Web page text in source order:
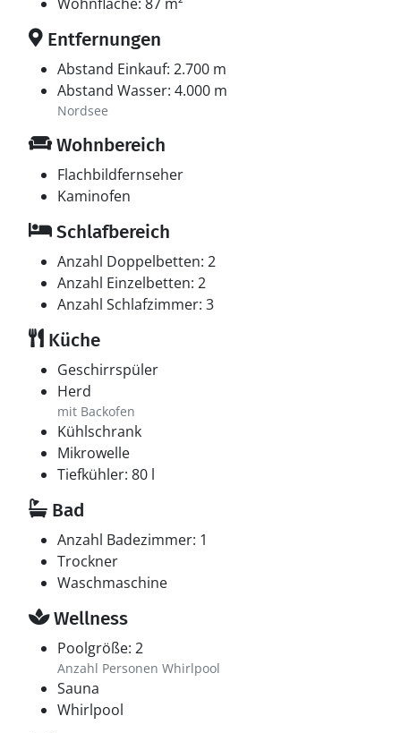
Entfernungen
Abstand Einkauf: 2.700 m
Abstand Wasser: 4.000 m
Nordsee
Wohnbereich
Flachbildfernseher
Kaminofen
Schlafbereich
Anzahl Doppelbetten: 2
Anzahl Einzelbetten: 2
Anzahl Schlafzimmer: 3
Küche
Geschirrspüler
Herd
mit Backofen
Kühlschrank
Mikrowelle
Tiefkühler: 80 l
Bad
Anzahl Badezimmer: 1
Trockner
Waschmaschine
Wellness
Poolgröße: 2
Anzahl Personen Whirlpool
Sauna
Whirlpool